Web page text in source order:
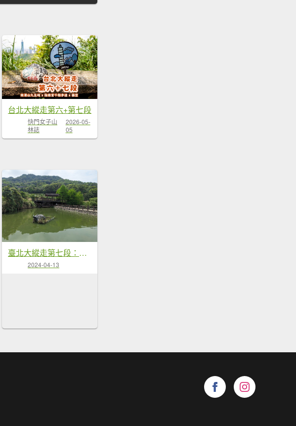
台北大縱走第六+第七段
快門女子山
林誌
2026-05-
05
臺北大縱走第七段：政大飛龍步道到指南宮竹柏參道
2024-04-13